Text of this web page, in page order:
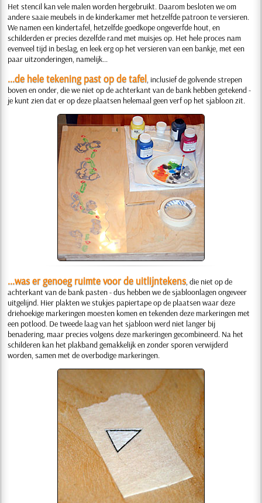
Het stencil kan vele malen worden hergebruikt. Daarom besloten we om
andere saaie meubels in de kinderkamer met hetzelfde patroon te versieren.
We namen een kindertafel, hetzelfde goedkope ongeverfde hout, en
schilderden er precies dezelfde rand met muisjes op. Het hele proces nam
evenveel tijd in beslag, en leek erg op het versieren van een bankje, met een
paar uitzonderingen, namelijk...
...de hele tekening past op de tafel, inclusief de golvende strepen
boven en onder, die we niet op de achterkant van de bank hebben getekend -
je kunt zien dat er op deze plaatsen helemaal geen verf op het sjabloon zit.
...was er genoeg ruimte voor de uitlijntekens, die niet op de
achterkant van de bank pasten - dus hebben we de sjabloonlagen ongeveer
uitgelijnd. Hier plakten we stukjes papiertape op de plaatsen waar deze
driehoekige markeringen moesten komen en tekenden deze markeringen met
een potlood. De tweede laag van het sjabloon werd niet langer bij
benadering, maar precies volgens deze markeringen gecombineerd. Na het
schilderen kan het plakband gemakkelijk en zonder sporen verwijderd
worden, samen met de overbodige markeringen.